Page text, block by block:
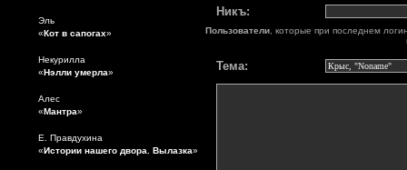
Эль
«Кот в сапогах»
Некурилла
«Нэлли умерла»
Алес
«Мантра»
Е. Правдухина
«Истории нашего двора. Вылазка»
Никъ:
Пользователи , которые при последнем
Тема: